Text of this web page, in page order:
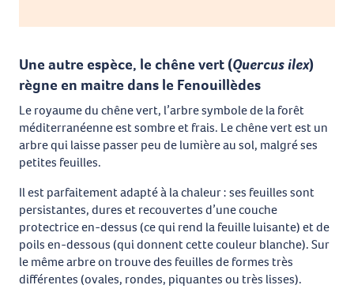
Une autre espèce, le chêne vert (Quercus ilex)
règne en maitre dans le Fenouillèdes
Le royaume du chêne vert, l’arbre symbole de la forêt
méditerranéenne est sombre et frais. Le chêne vert est un
arbre qui laisse passer peu de lumière au sol, malgré ses
petites feuilles.
Il est parfaitement adapté à la chaleur : ses feuilles sont
persistantes, dures et recouvertes d’une couche
protectrice en-dessus (ce qui rend la feuille luisante) et de
poils en-dessous (qui donnent cette couleur blanche). Sur
le même arbre on trouve des feuilles de formes très
différentes (ovales, rondes, piquantes ou très lisses).